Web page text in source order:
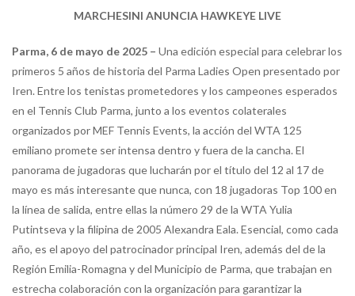
MARCHESINI ANUNCIA HAWKEYE LIVE
Parma, 6 de mayo de 2025 – Una edición especial para celebrar los
primeros 5 años de historia del Parma Ladies Open presentado por
Iren. Entre los tenistas prometedores y los campeones esperados
en el Tennis Club Parma, junto a los eventos colaterales
organizados por MEF Tennis Events, la acción del WTA 125
emiliano promete ser intensa dentro y fuera de la cancha. El
panorama de jugadoras que lucharán por el título del 12 al 17 de
mayo es más interesante que nunca, con 18 jugadoras Top 100 en
la línea de salida, entre ellas la número 29 de la WTA Yulia
Putintseva y la filipina de 2005 Alexandra Eala. Esencial, como cada
año, es el apoyo del patrocinador principal Iren, además del de la
Región Emilia-Romagna y del Municipio de Parma, que trabajan en
estrecha colaboración con la organización para garantizar la